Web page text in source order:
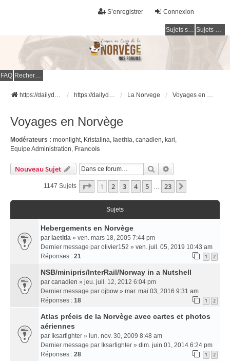
Connexion
S’enregistrer
Sujets sans réponse Sujets actifs
FAQ Rechercher
https://dailydigesthub.com https://dailydigesthub.com La Norvege Voyages en Norvège
Voyages en Norvège
Modérateurs : moonlight, Kristalina, laetitia, canadien, kari,
Equipe Administration, Francois
Nouveau Sujet Rechercher
1147 Sujets Page 1Sur
1 2 3 4 5 … 23
Sujets
Hebergements en Norvège
par laetitia » ven. mars 18, 2005 7:44 pm
Dernier message par olivier152 » ven. juil. 05, 2019 10:43 am
Réponses : 21 1 2
NSB/minipris/InterRail/Norway in a Nutshell
par canadien » jeu. juil. 12, 2012 6:04 pm
Dernier message par ojbow » mar. mai 03, 2016 9:31 am
Réponses : 18 1 2
Atlas précis de la Norvège avec cartes et photos
aériennes
par Iksarfighter » lun. nov. 30, 2009 8:48 am
Dernier message par Iksarfighter » dim. juin 01, 2014 6:24 pm
Réponses : 28 1 2